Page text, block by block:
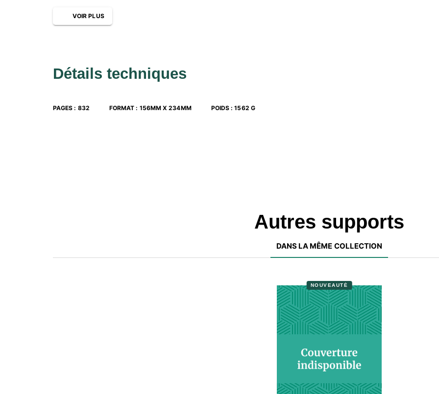
VOIR PLUS
Détails techniques
PAGES : 832 FORMAT : 156MM X 234MM POIDS :1562 G
Autres supports
DANS LA MÊME COLLECTION
NOUVEAUTÉ